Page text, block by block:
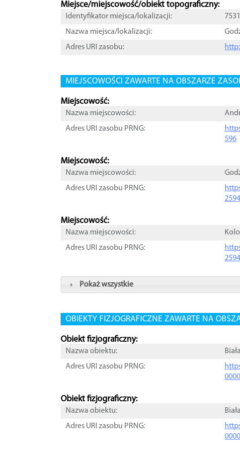
Miejsce/miejscowość/obiekt topograficzny:
Identyfikator miejsca/lokalizacji:
Nazwa miejsca/lokalizacji:
Adres URI zasobu:
MIEJSCOWOŚCI ZAWARTE NA OBSZARZE
Miejscowość:
Nazwa miejscowości:
Adres URI zasobu PRNG:
596
Miejscowość:
Nazwa miejscowości:
Adres URI zasobu PRNG:
Miejscowość:
Nazwa miejscowości:
Adres URI zasobu PRNG:
Pokaż wszystkie
OBIEKTY FIZJOGRAFICZNE ZAWARTE NA
Obiekt fizjograficzny:
Nazwa obiektu:
Biała
Adres URI zasobu PRNG:
Obiekt fizjograficzny:
Nazwa obiektu:
Biała
Adres URI zasobu PRNG: